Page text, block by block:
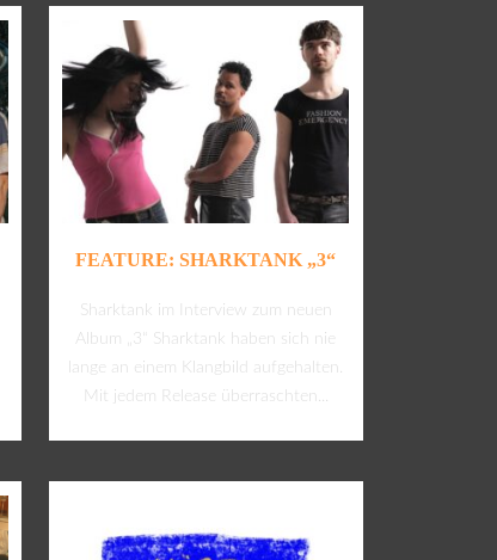
FEATURE: SHARKTANK „3“
Sharktank im Interview zum neuen
Album „3“ Sharktank haben sich nie
lange an einem Klangbild aufgehalten.
Mit jedem Release überraschten...